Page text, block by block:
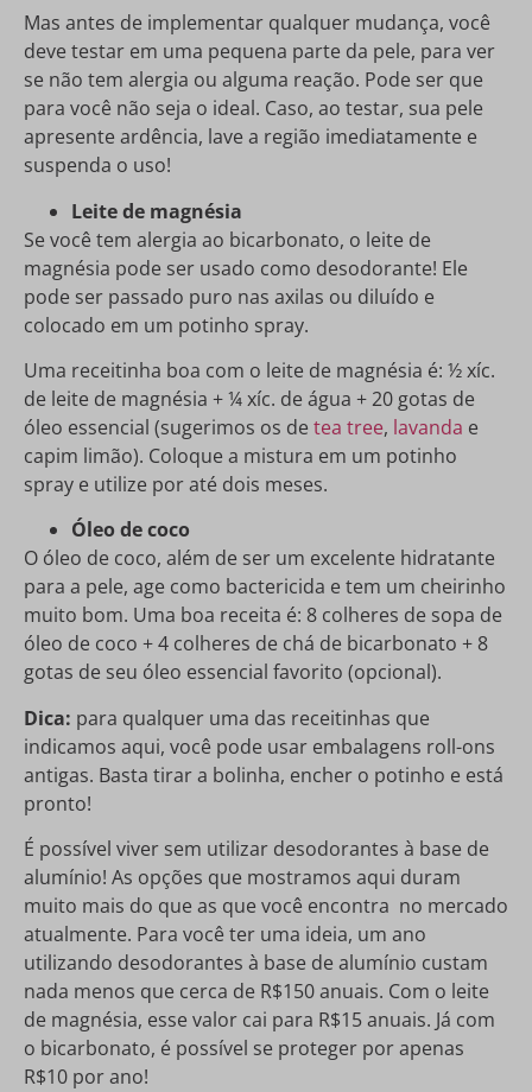
Mas antes de implementar qualquer mudança, você
deve testar em uma pequena parte da pele, para ver
se não tem alergia ou alguma reação. Pode ser que
para você não seja o ideal. Caso, ao testar, sua pele
apresente ardência, lave a região imediatamente e
suspenda o uso!
Leite de magnésia
Se você tem alergia ao bicarbonato, o leite de
magnésia pode ser usado como desodorante! Ele
pode ser passado puro nas axilas ou diluído e
colocado em um potinho spray.
Uma receitinha boa com o leite de magnésia é: ½ xíc.
de leite de magnésia + ¼ xíc. de água + 20 gotas de
óleo essencial (sugerimos os de tea tree, lavanda e
capim limão). Coloque a mistura em um potinho
spray e utilize por até dois meses.
Óleo de coco
O óleo de coco, além de ser um excelente hidratante
para a pele, age como bactericida e tem um cheirinho
muito bom. Uma boa receita é: 8 colheres de sopa de
óleo de coco + 4 colheres de chá de bicarbonato + 8
gotas de seu óleo essencial favorito (opcional).
Dica: para qualquer uma das receitinhas que
indicamos aqui, você pode usar embalagens roll-ons
antigas. Basta tirar a bolinha, encher o potinho e está
pronto!
É possível viver sem utilizar desodorantes à base de
alumínio! As opções que mostramos aqui duram
muito mais do que as que você encontra no mercado
atualmente. Para você ter uma ideia, um ano
utilizando desodorantes à base de alumínio custam
nada menos que cerca de R$150 anuais. Com o leite
de magnésia, esse valor cai para R$15 anuais. Já com
o bicarbonato, é possível se proteger por apenas
R$10 por ano!